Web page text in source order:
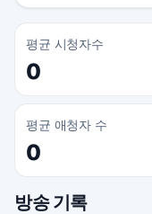
평균 시청자수
0
평균 애청자 수
0
방송 기록